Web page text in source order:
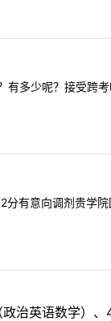
多少呢？接受跨考
有意向调剂贵学
治英语数学）